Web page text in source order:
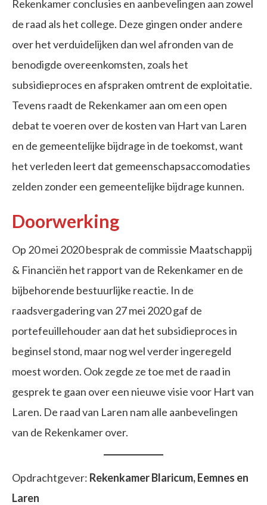
Rekenkamer conclusies en aanbevelingen aan zowel
de raad als het college. Deze gingen onder andere
over het verduidelijken dan wel afronden van de
benodigde overeenkomsten, zoals het
subsidieproces en afspraken omtrent de exploitatie.
Tevens raadt de Rekenkamer aan om een open
debat te voeren over de kosten van Hart van Laren
en de gemeentelijke bijdrage in de toekomst, want
het verleden leert dat gemeenschapsaccomodaties
zelden zonder een gemeentelijke bijdrage kunnen.
Doorwerking
Op 20 mei 2020 besprak de commissie Maatschappij
& Financiën het rapport van de Rekenkamer en de
bijbehorende bestuurlijke reactie. In de
raadsvergadering van 27 mei 2020 gaf de
portefeuillehouder aan dat het subsidieproces in
beginsel stond, maar nog wel verder ingeregeld
moest worden. Ook zegde ze toe met de raad in
gesprek te gaan over een nieuwe visie voor Hart van
Laren. De raad van Laren nam alle aanbevelingen
van de Rekenkamer over.
Opdrachtgever: Rekenkamer Blaricum, Eemnes en
Laren